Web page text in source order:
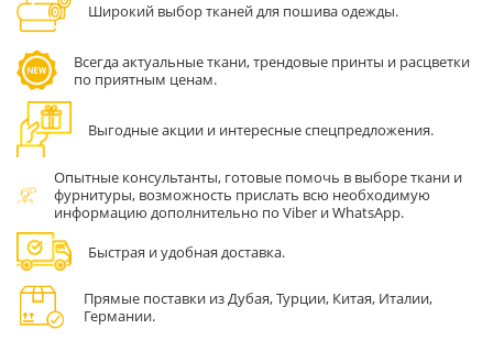
Широкий выбор тканей для пошива одежды.
Всегда актуальные ткани, трендовые принты и расцветки
по приятным ценам.
Выгодные акции и интересные спецпредложения.
Опытные консультанты, готовые помочь в выборе ткани и
фурнитуры, возможность прислать всю необходимую
информацию дополнительно по Viber и WhatsApp.
Быстрая и удобная доставка.
Прямые поставки из Дубая, Турции, Китая, Италии,
Германии.